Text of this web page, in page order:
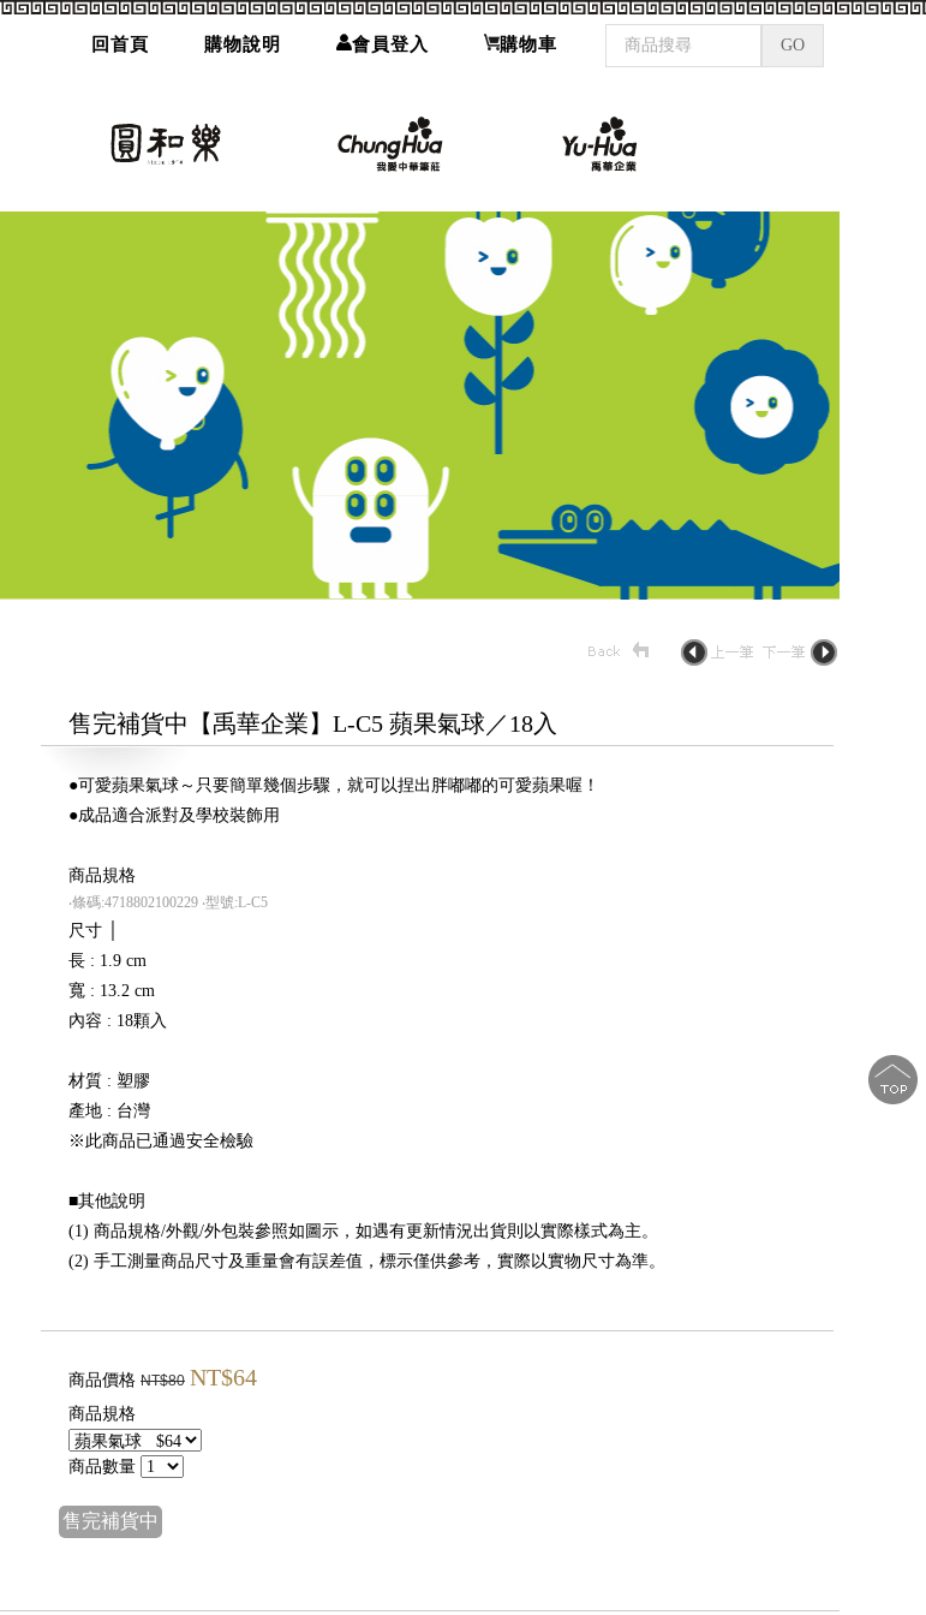
回首頁 購物說明 會員登入 購物車
售完補貨中【禹華企業】L-C5 蘋果氣球／18入
●可愛蘋果氣球～只要簡單幾個步驟，就可以捏出胖嘟嘟的可愛蘋果喔！
●成品適合派對及學校裝飾用
商品規格
‧條碼:4718802100229 ‧型號:L-C5
尺寸 │
長 : 1.9 cm
寬 : 13.2 cm
內容 : 18顆入
材質 : 塑膠
產地 : 台灣
※此商品已通過安全檢驗
■其他說明
(1) 商品規格/外觀/外包裝參照如圖示，如遇有更新情況出貨則以實際樣式為主。
(2) 手工測量商品尺寸及重量會有誤差值，標示僅供參考，實際以實物尺寸為準。
商品價格 NT$80 NT$64
商品規格
商品數量
售完補貨中